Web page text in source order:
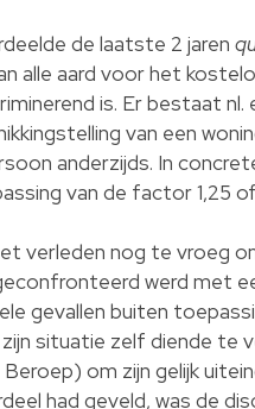
de laatste 2 jaren
alle aard voor het
is. Er bestaat
van een
anderzijds. In
van de factor 1,25
verleden nog te vroeg
werd met
gevallen buiten
situatie zelf diende te
om zijn gelijk
had geveld, was de